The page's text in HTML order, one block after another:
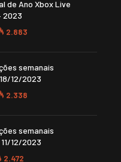
de Ano Xbox Live
2023
2.883
semanais
12/2023
2.338
semanais
12/2023
2.472